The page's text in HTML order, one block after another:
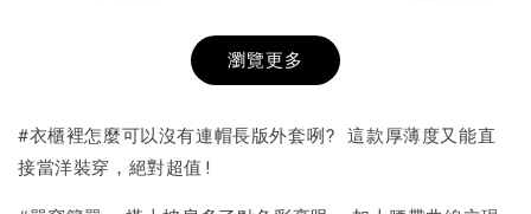
+NT$ 190
-
瀏覽更多
#衣櫃裡怎麼可以沒有連帽長版外套咧? 這款厚薄度又能直
接當洋裝穿，絕對超值!